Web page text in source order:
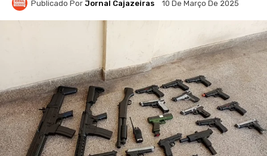
Publicado Por Jornal Cajazeiras 10 De Março De 2025